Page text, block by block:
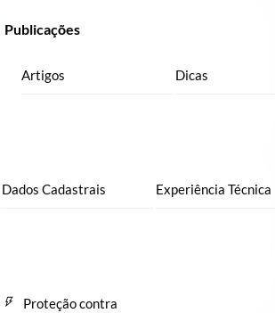
Publicações
Artigos Dicas
Dados Cadastrais Experiência Técnica
Proteção contra